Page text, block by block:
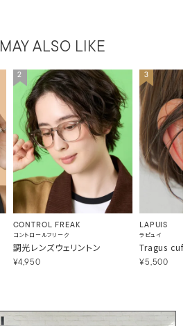
ALSO LIKE
2
CONTROL FREAK
コントロールフリーク
調光レンズウェリントン
¥4,950
3
LAPUIS
ラピュイ
Tragus cuff
¥5,500